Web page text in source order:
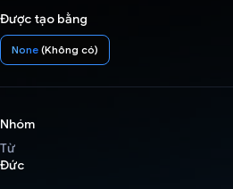
Được tạo bằng
None (Không có)
Nhóm
Từ
Đức